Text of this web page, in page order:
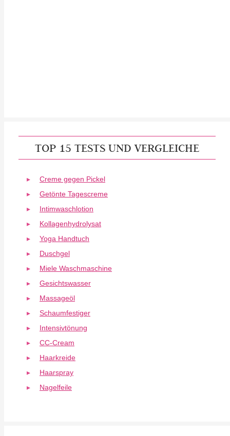
TOP 15 TESTS UND VERGLEICHE
Creme gegen Pickel
Getönte Tagescreme
Intimwaschlotion
Kollagenhydrolysat
Yoga Handtuch
Duschgel
Miele Waschmaschine
Gesichtswasser
Massageöl
Schaumfestiger
Intensivtönung
CC-Cream
Haarkreide
Haarspray
Nagelfeile